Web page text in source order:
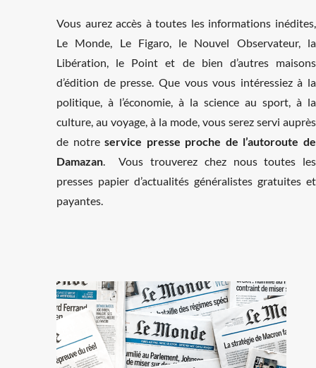
Vous aurez accès à toutes les informations inédites,
Le Monde, Le Figaro, le Nouvel Observateur, la
Libération, le Point et de bien d’autres maisons
d’édition de presse. Que vous vous intéressiez à la
politique, à l’économie, à la science au sport, à la
culture, au voyage, à la mode, vous serez servi auprès
de notreservice presse proche de l’autoroute de
Damazan. Vous trouverez chez nous toutes les
presses papier d’actualités généralistes gratuites et
payantes.